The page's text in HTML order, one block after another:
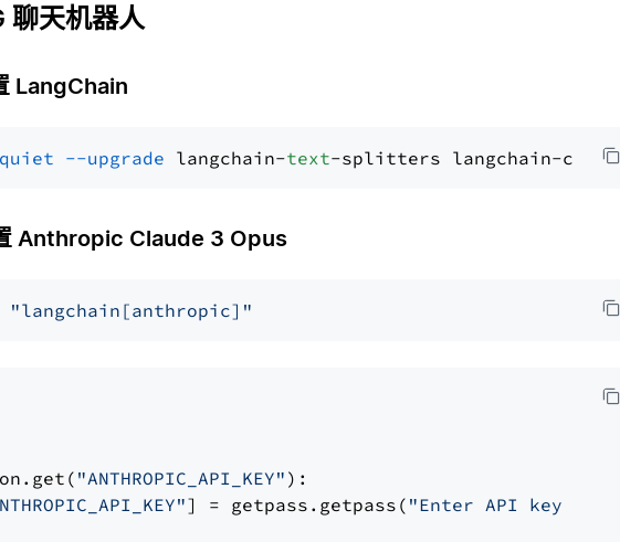
聊天机器人
LangChain
--upgrade langchain-text
Anthropic Claude 3 Opus
"langchain[anthropic]"
"ANTHROPIC_API_KEY" ):
] = getpass.getpass( "Enter API key for